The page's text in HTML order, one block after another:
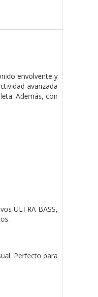
envolvente y
avanzada
Además, con
ULTRA-BASS,
Perfecto para